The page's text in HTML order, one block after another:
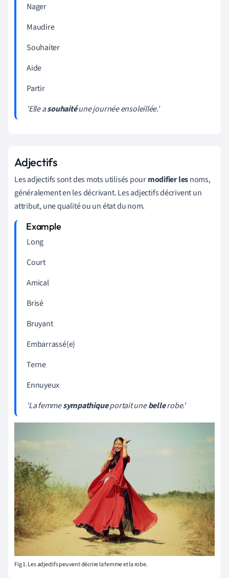
Nager
Maudire
Souhaiter
Aide
Partir
'Elle asouhaitéune journée ensoleillée.'
Adjectifs
Les adjectifs sont des mots utilisés pourmodifier lesnoms,
généralement en les décrivant. Les adjectifs décrivent un
attribut, une qualité ou un état du nom.
Long
Court
Amical
Brisé
Bruyant
Embarrassé(e)
Terne
Ennuyeux
'La femmesympathiqueportait unebellerobe.'
Fig 1. Les adjectifs peuvent décrire la femme et la robe.